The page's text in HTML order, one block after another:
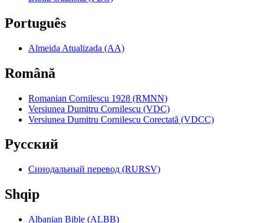
Português
Almeida Atualizada (AA)
Română
Romanian Cornilescu 1928 (RMNN)
Versiunea Dumitru Cornilescu (VDC)
Versiunea Dumitru Cornilescu Corectată (VDCC)
Pyccкий
Синодальный перевод (RURSV)
Shqip
Albanian Bible (ALBB)